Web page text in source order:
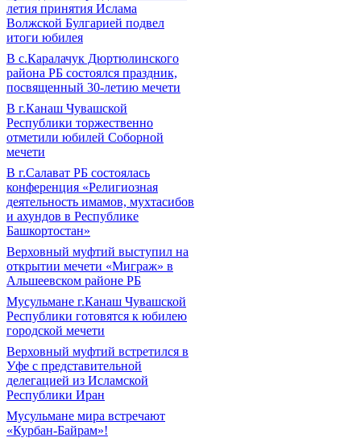
летия принятия Ислама
Волжской Булгарией подвел
итоги юбилея
В с.Каралачук Дюртюлинского
района РБ состоялся праздник,
посвященный 30-летию мечети
В г.Канаш Чувашской
Республики торжественно
отметили юбилей Соборной
мечети
В г.Салават РБ состоялась
конференция «Религиозная
деятельность имамов, мухтасибов
и ахундов в Республике
Башкортостан»
Верховный муфтий выступил на
открытии мечети «Миграж» в
Альшеевском районе РБ
Мусульмане г.Канаш Чувашской
Республики готовятся к юбилею
городской мечети
Верховный муфтий встретился в
Уфе с представительной
делегацией из Исламской
Республики Иран
Мусульмане мира встречают
«Курбан-Байрам»!